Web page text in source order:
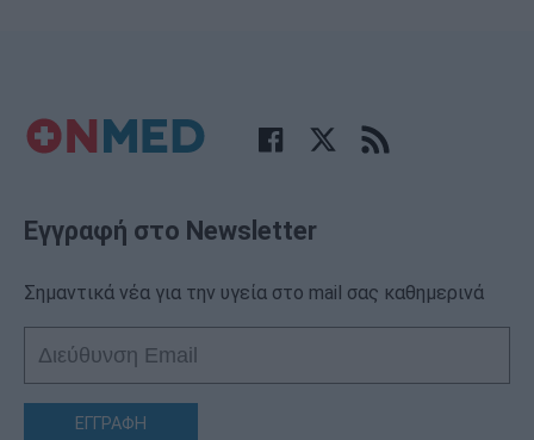
Εγγραφή στο Newsletter
Σημαντικά νέα για την υγεία στο mail σας καθημερινά
ΕΓΓΡΑΦΗ